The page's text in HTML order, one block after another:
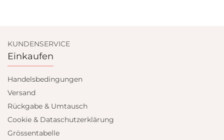
KUNDENSERVICE
Einkaufen
Handelsbedingungen
Versand
Rückgabe & Umtausch
Cookie & Dataschutzerklärung
Grössentabelle